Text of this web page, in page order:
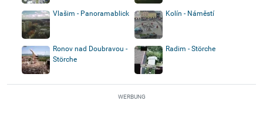
Vlašim - Panoramablick Kolín - Náměstí
Ronov nad Doubravou -
Störche
Radim - Störche
WERBUNG